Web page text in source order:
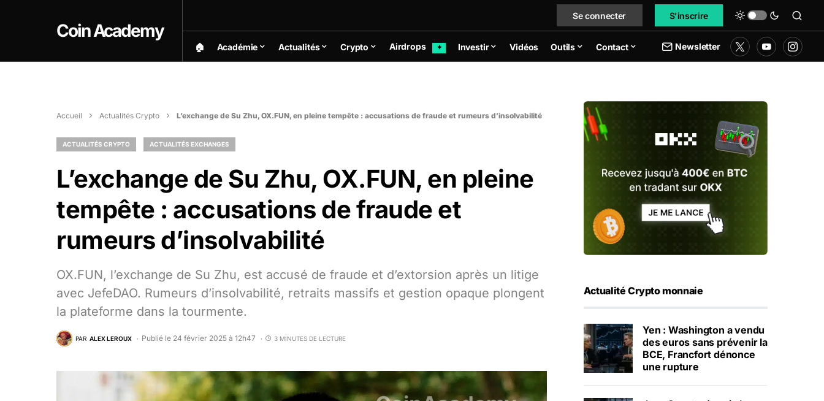
Coin Academy
Se connecter S'inscrire
🏠︎ Académie Actualités Crypto Airdrops ✦ Investir Vidéos Outils Contact Newsletter
Accueil Actualités Crypto L’exchange de Su Zhu, OX.FUN, en pleine tempête : accusations de fraude et rumeurs d’insolvabilité
ACTUALITÉS CRYPTO ACTUALITÉS EXCHANGES
L’exchange de Su Zhu, OX.FUN, en pleine
tempête : accusations de fraude et
rumeurs d’insolvabilité
OX.FUN, l’exchange de Su Zhu, est accusé de fraude et d’extorsion après un litige
avec JefeDAO. Rumeurs d’insolvabilité, retraits massifs et gestion opaque plongent
la plateforme dans la tourmente.
PAR ALEX LEROUX Publié le 24 février 2025 à 12h47 3 MINUTES DE LECTURE
Actualité Crypto monnaie
Yen : Washington a vendu
des euros sans prévenir la
BCE, Francfort dénonce
une rupture